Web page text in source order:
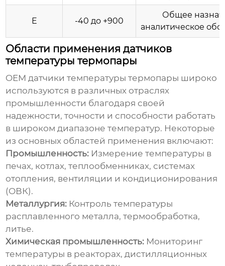
E -40 до +900
Общее
аналитическое
Области применения датчиков
температуры термопары
OEM датчики температуры термопары широко
используются в различных отраслях
промышленности благодаря своей
надежности, точности и способности работать
в широком диапазоне температур. Некоторые
из основных областей применения включают:
Промышленность: Измерение температуры в
печах, котлах, теплообменниках, системах
отопления, вентиляции и кондиционирования
(ОВК).
Металлургия: Контроль температуры
расплавленного металла, термообработка,
литье.
Химическая промышленность: Мониторинг
температуры в реакторах, дистилляционных